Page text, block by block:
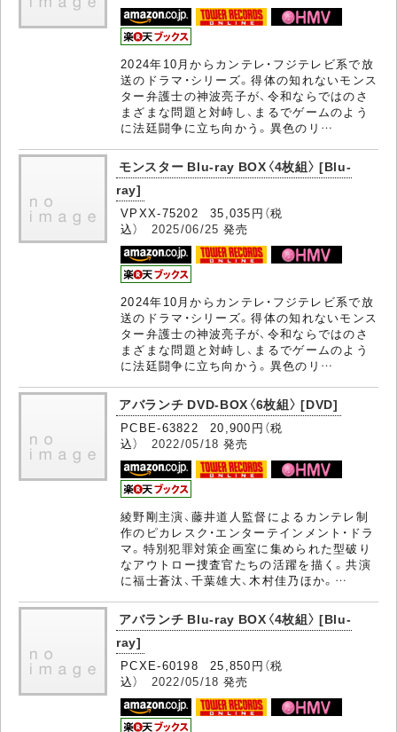
2024年10月からカンテレ・フジテレビ系で放
送のドラマ・シリーズ。得体の知れないモンス
ター弁護士の神波亮子が、令和ならではのさ
まざまな問題と対峙し、まるでゲームのよう
に法廷闘争に立ち向かう。異色のリ…
モンスター Blu-ray BOX〈4枚組〉 [Blu-
ray]
VPXX-75202 35,035円（税
込） 2025/06/25 発売
2024年10月からカンテレ・フジテレビ系で放
送のドラマ・シリーズ。得体の知れないモンス
ター弁護士の神波亮子が、令和ならではのさ
まざまな問題と対峙し、まるでゲームのよう
に法廷闘争に立ち向かう。異色のリ…
アバランチ DVD-BOX〈6枚組〉 [DVD]
PCBE-63822 20,900円（税
込） 2022/05/18 発売
綾野剛主演、藤井道人監督によるカンテレ制
作のピカレスク・エンターテインメント・ドラ
マ。特別犯罪対策企画室に集められた型破り
なアウトロー捜査官たちの活躍を描く。共演
に福士蒼汰、千葉雄大、木村佳乃ほか。…
アバランチ Blu-ray BOX〈4枚組〉 [Blu-
ray]
PCXE-60198 25,850円（税
込） 2022/05/18 発売